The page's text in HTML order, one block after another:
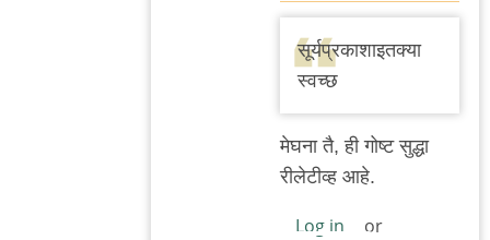
reply
to
खेद
वाटला.
काही
सूर्यप्रकाशाइतक्या
स्वच्छ
मेघना तै, ही गोष्ट सुद्धा
रीलेटीव्ह आहे.
Log in
or